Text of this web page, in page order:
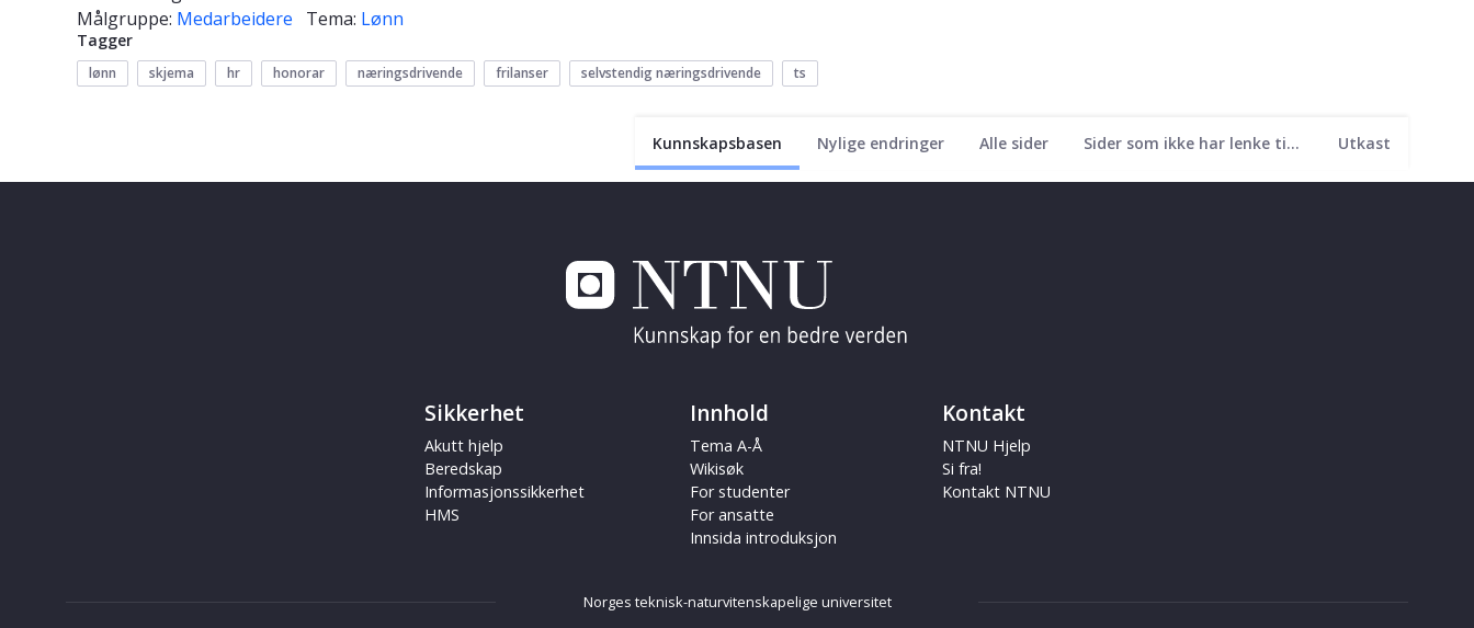
Kunnskapsbasen Nylige endringer Alle sider Sider som ikke har lenke til seg Utkast
Målgruppe: Medarbeidere Tema: Lønn
Tagger
lønn skjema hr honorar næringsdrivende frilanser selvstendig næringsdrivende ts
Sikkerhet
Akutt hjelp
Beredskap
Informasjonssikkerhet
HMS
Innhold
Tema A-Å
Wikisøk
For studenter
For ansatte
Innsida introduksjon
Kontakt
NTNU Hjelp
Si fra!
Kontakt NTNU
Norges teknisk-naturvitenskapelige universitet